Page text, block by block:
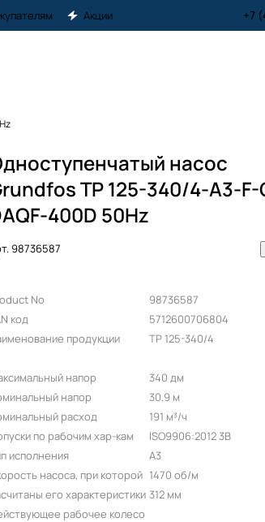
Акции +7
насос
TP 125-340/4-A3-F-
400D 50Hz
98736587
No
код
продукции
98736587
5712600706804
TP 125-340/4
напор
напор
расход
по рабочим хар-кам
исполнения
насоса, при которой
его характеристики
рабочее колесо
340 дм
30.9 м
191 м³/ч
ISO9906:2012 3B
A3
1470 об/м
312 мм